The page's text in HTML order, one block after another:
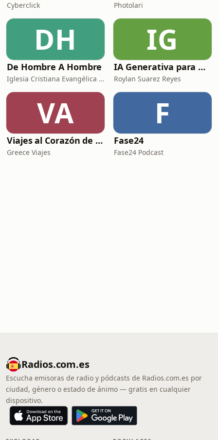
Cyberclick Photolari
DH
De Hombre A Hombre
Iglesia Cristiana Evangélica de Chamartín
IG
IA Generativa para No Techs
Roylan Suarez Reyes
VA
Viajes al Corazón de la Historia
Greece Viajes
F
Fase24
Fase24 Podcast
Radios.com.es
Escucha emisoras de radio y pódcasts de Radios.com.es por
ciudad, género o estado de ánimo — gratis en cualquier
dispositivo.